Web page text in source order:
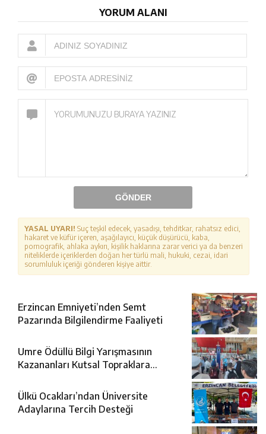
YORUM ALANI
GÖNDER
YASAL UYARI! Suç teşkil edecek, yasadışı, tehditkar, rahatsız edici,
hakaret ve küfür içeren, aşağılayıcı, küçük düşürücü, kaba,
pornografik, ahlaka aykırı, kişilik haklarına zarar verici ya da benzeri
niteliklerde içeriklerden doğan her türlü mali, hukuki, cezai, idari
sorumluluk içeriği gönderen kişiye aittir.
Erzincan Emniyeti’nden Semt
Pazarında Bilgilendirme Faaliyeti
Umre Ödüllü Bilgi Yarışmasının
Kazananları Kutsal Topraklara
Ülkü Ocakları’ndan Üniversite
Adaylarına Tercih Desteği